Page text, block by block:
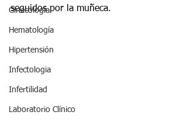
Ginecología
Hematología
Hipertensión
Infectologia
Infertilidad
Laboratorio Clínico
seguidos por la muñeca.